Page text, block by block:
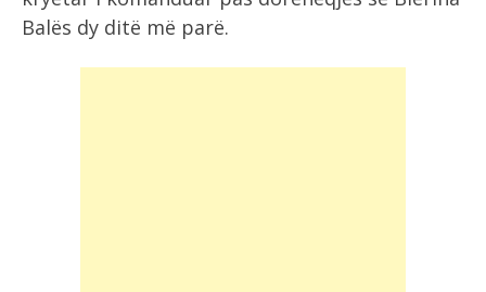
Balës dy ditë më parë.